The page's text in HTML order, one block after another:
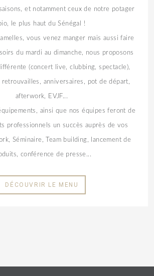
et notamment ceux de notre potager
le plus haut du Sénégal !
vous venez manger mais aussi faire
du mardi au dimanche, nous proposons
(concert live, clubbing, spectacle),
retrouvailles, anniversaires, pot de départ,
afterwork, EVJF...
ainsi que nos équipes feront de
professionnels un succès auprès de vos
Séminaire, Team building, lancement de
conférence de presse...
DÉCOUVRIR LE MENU